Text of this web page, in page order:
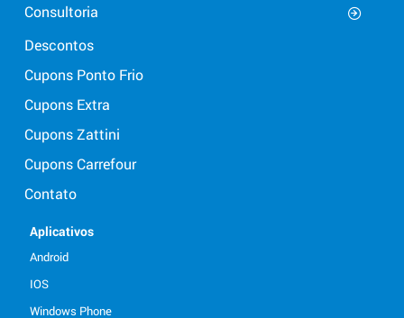
Consultoria
Descontos
Cupons Ponto Frio
Cupons Extra
Cupons Zattini
Cupons Carrefour
Contato
Aplicativos
Android
IOS
Windows Phone